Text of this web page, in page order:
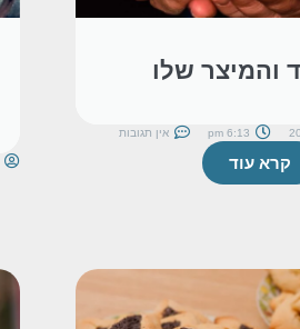
והמיצר שלו
6:13 pm אין תגובות
קרא עוד